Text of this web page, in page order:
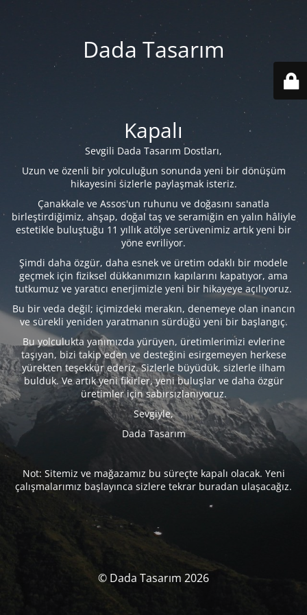
Dada Tasarım
Kapalı
Sevgili Dada Tasarım Dostları,
Uzun ve özenli bir yolculuğun sonunda yeni bir dönüşüm
hikayesini sizlerle paylaşmak isteriz.
Çanakkale ve Assos'un ruhunu ve doğasını sanatla
birleştirdiğimiz, ahşap, doğal taş ve seramiğin en yalın hâliyle
estetikle buluştuğu 11 yıllık atölye serüvenimiz artık yeni bir
yöne evriliyor.
Şimdi daha özgür, daha esnek ve üretim odaklı bir modele
geçmek için fiziksel dükkanımızın kapılarını kapatıyor, ama
tutkumuz ve yaratıcı enerjimizle yeni bir hikayeye açılıyoruz.
Bu bir veda değil; içimizdeki merakın, denemeye olan inancın
ve sürekli yeniden yaratmanın sürdüğü yeni bir başlangıç.
Bu yolculukta yanımızda yürüyen, üretimlerimizi evlerine
taşıyan, bizi takip eden ve desteğini esirgemeyen herkese
yürekten teşekkür ederiz. Sizlerle büyüdük, sizlerle ilham
bulduk. Ve artık yeni fikirler, yeni buluşlar ve daha özgür
üretimler için sabırsızlanıyoruz.
Sevgiyle,
Dada Tasarım
Not: Sitemiz ve mağazamız bu süreçte kapalı olacak. Yeni
çalışmalarımız başlayınca sizlere tekrar buradan ulaşacağız.
© Dada Tasarım 2026